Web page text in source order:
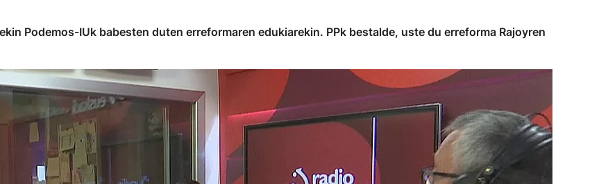
Podemos-IUk babesten duten erreformaren edukiarekin. PPk bestalde, uste du erreforma Rajoyren